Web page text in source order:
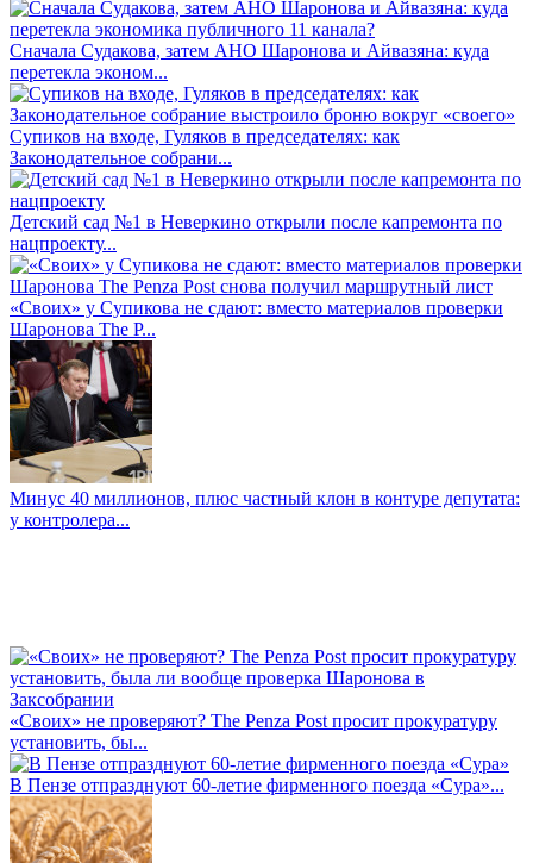
Сначала Судакова, затем АНО Шаронова и Айвазяна: куда
перетекла эконом...
Супиков на входе, Гуляков в председателях: как
Законодательное собрани...
Детский сад №1 в Неверкино открыли после капремонта по
нацпроекту...
«Своих» у Супикова не сдают: вместо материалов проверки
Шаронова The P...
Минус 40 миллионов, плюс частный клон в контуре депутата:
у контролера...
«Своих» не проверяют? The Penza Post просит прокуратуру
установить, бы...
В Пензе отпразднуют 60-летие фирменного поезда «Сура»...